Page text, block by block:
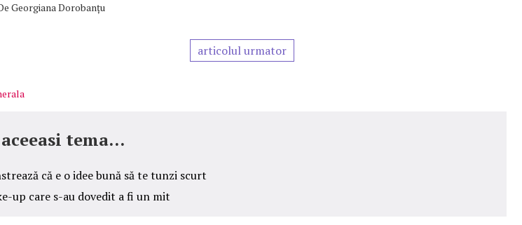
Georgiana Dorobanțu
articolul urmator
aceeasi tema...
că e o idee bună să te tunzi scurt
up care s-au dovedit a fi un mit